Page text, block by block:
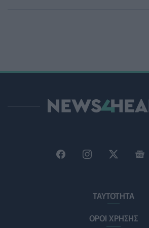
ΥΓΕΊΑ 07/08/2026 - 15:42
PET 07/08/2026 - 15:02
ΠΟΛΙΤΙΚΉ ΥΓΕΊΑΣ 07/08/2026 - 14:39
σοβαρής εγκεφαλικής κάκωσης
ΤΑΥΤΟΤΗΤΑ
ΟΡΟΙ ΧΡΗΣΗΣ